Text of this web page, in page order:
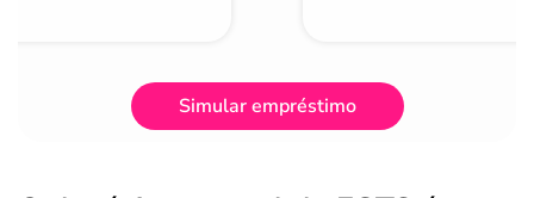
Simular empréstimo